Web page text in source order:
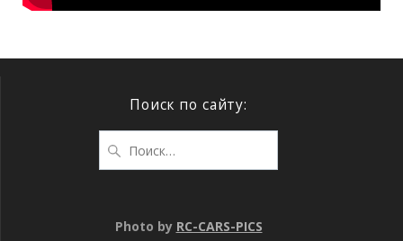
Поиск по сайту:
Photo by RC-CARS-PICS